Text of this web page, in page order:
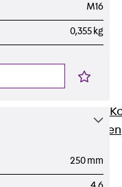
Dachflächen
Beratung, Planung,
Individuelle Lösungen
M16
0,355 kg
250 mm
4.6